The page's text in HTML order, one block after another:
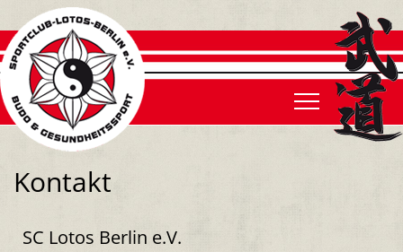
Kontakt
SC Lotos Berlin e.V.
Was ist Karate?
Aktuelles
Judo
Was ist Judo?
Aktuelles
Was ist Ju Jutsu?
Aktuelles
Behinderten SV
Was ist Behinderten SV
Galerie
Vereinsgeschichte
Der Vorstand
Beitrittsformular
Gebührenordnung